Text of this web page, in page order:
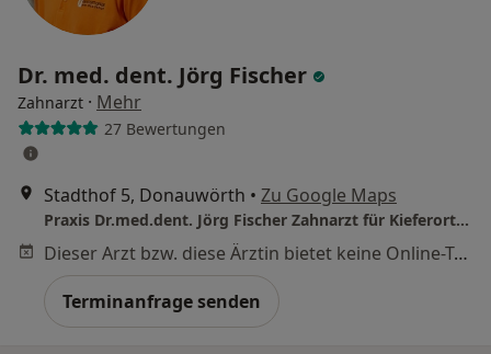
Dr. med. dent. Jörg Fischer
Zahnarzt · Mehr
27 Bewertungen
Stadthof 5, Donauwörth • Zu Google Maps
Praxis Dr.med.dent. Jörg Fischer Zahnarzt für Kieferorthopädie
Dieser Arzt bzw. diese Ärztin bietet keine Online-Terminbuchung an diesem Standort an.
Terminanfrage senden